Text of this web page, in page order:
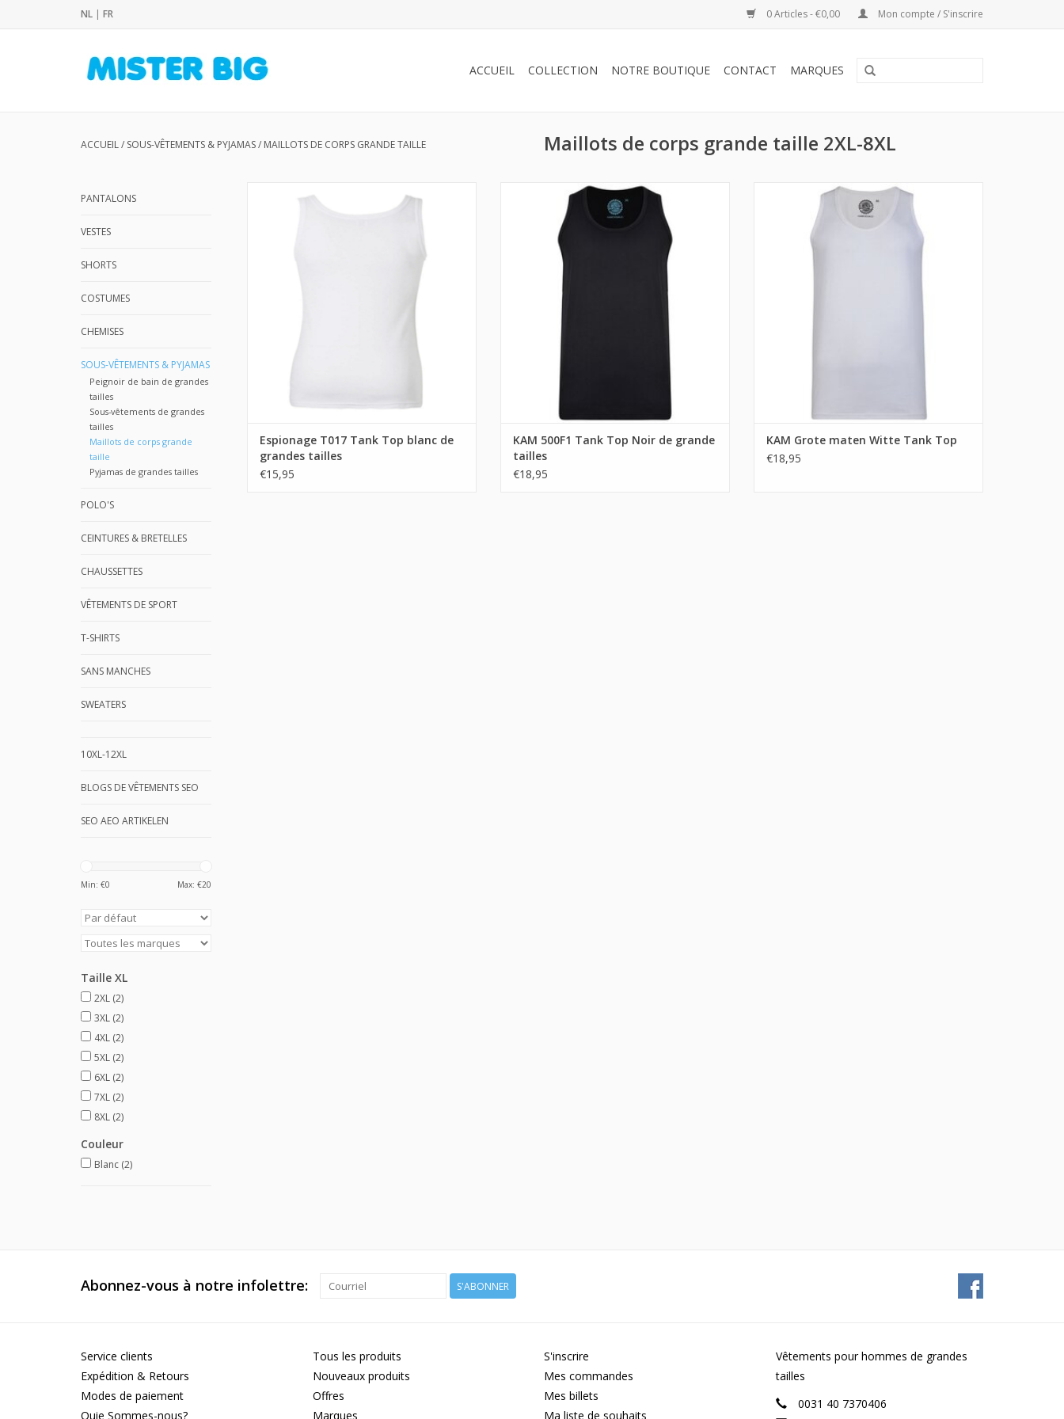
NL | FR 0 Articles - €0,00 Mon compte / S'inscrire
ACCUEIL COLLECTION NOTRE BOUTIQUE CONTACT MARQUES
Maillots de corps grande taille 2XL-8XL
ACCUEIL/ SOUS-VÊTEMENTS & PYJAMAS/ MAILLOTS DE CORPS GRANDE TAILLE
PANTALONS
VESTES
SHORTS
COSTUMES
CHEMISES
SOUS-VÊTEMENTS & PYJAMAS
Peignoir de bain de grandes
tailles
Sous-vêtements de grandes
tailles
Maillots de corps grande
taille
Pyjamas de grandes tailles
POLO'S
CEINTURES & BRETELLES
CHAUSSETTES
VÊTEMENTS DE SPORT
T-SHIRTS
SANS MANCHES
SWEATERS
10XL-12XL
BLOGS DE VÊTEMENTS SEO
SEO AEO ARTIKELEN
Min: €0 Max: €20
Taille XL
2XL (2)
3XL (2)
4XL (2)
5XL (2)
6XL (2)
7XL (2)
8XL (2)
Couleur
Blanc (2)
Espionage T017 Tank Top blanc de
grandes tailles
€15,95
KAM 500F1 Tank Top Noir de grande
tailles
€18,95
KAM Grote maten Witte Tank Top
€18,95
Abonnez-vous à notre infolettre: S'ABONNER
Service clients
Expédition & Retours
Modes de paiement
Quie Sommes-nous?
Tous les produits
Nouveaux produits
Offres
Marques
S'inscrire
Mes commandes
Mes billets
Ma liste de souhaits
Vêtements pour hommes de grandes
tailles
0031 40 7370406